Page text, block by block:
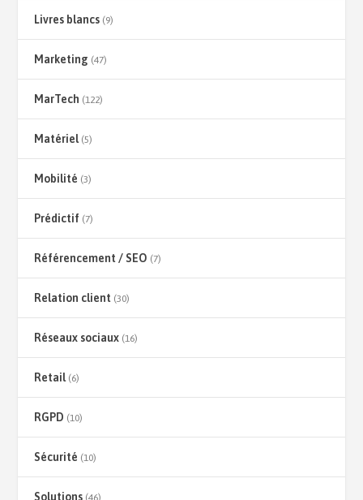
Livres blancs (9)
Marketing (47)
MarTech (122)
Matériel(5)
Mobilité (3)
Prédictif (7)
Référencement / SEO (7)
Relation client (30)
Réseaux sociaux (16)
Retail(6)
RGPD (10)
Sécurité (10)
Solutions (46)